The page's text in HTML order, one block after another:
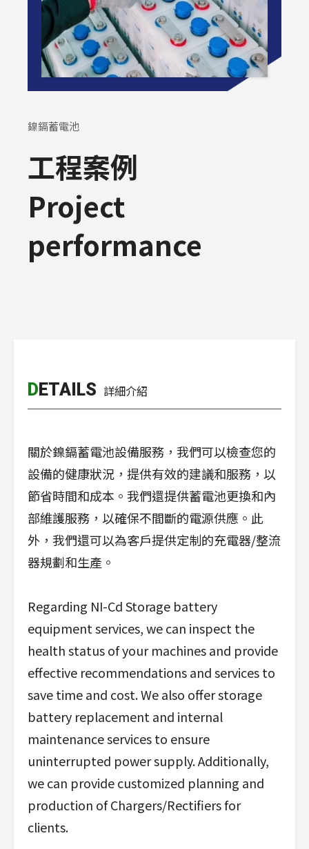
鎳鎘蓄電池
工程案例
Project
performance
DETAILS 詳細介紹
關於鎳鎘蓄電池設備服務，我們可以檢查您的
設備的健康狀況，提供有效的建議和服務，以
節省時間和成本。我們還提供蓄電池更換和內
部維護服務，以確保不間斷的電源供應。此
外，我們還可以為客戶提供定制的充電器/整流
器規劃和生產。
Regarding NI-Cd Storage battery
equipment services, we can inspect the
health status of your machines and provide
effective recommendations and services to
save time and cost. We also offer storage
battery replacement and internal
maintenance services to ensure
uninterrupted power supply. Additionally,
we can provide customized planning and
production of Chargers/Rectifiers for
clients.